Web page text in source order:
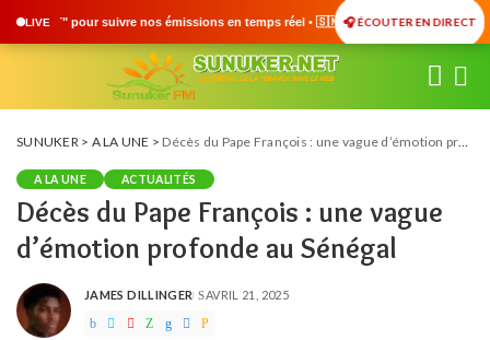
LIVEémissions en temps réel • 🇸🇳 Actualités du Sénégal • 🌍 Actualités
🎧 ÉCOUTER EN DIRECT
SUNUKER> A LA UNE > Décès du Pape François : une vague d’émotion profonde au Sénégal
A LA UNE ACTUALITÉS
Décès du Pape François : une vague
d’émotion profonde au Sénégal
POSTED
BY
JAMES DILLINGER AVRIL 21, 2025